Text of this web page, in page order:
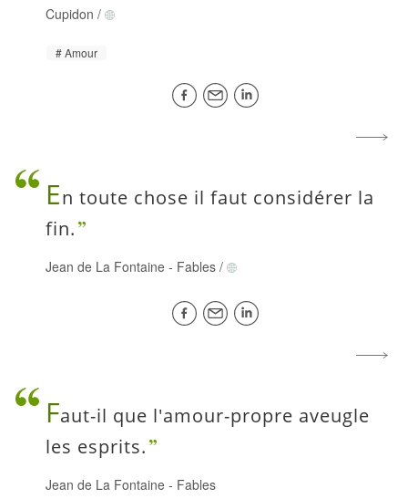
Cupidon /
Amour
En toute chose il faut considérer la
fin.
Jean de La Fontaine - Fables /
Faut-il que l'amour-propre aveugle
les esprits.
Jean de La Fontaine - Fables